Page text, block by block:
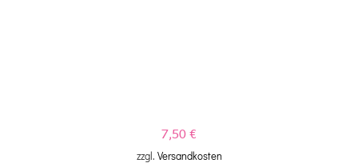
7,50€
zzgl. Versandkosten